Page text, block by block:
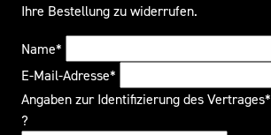
Ihre Bestellung zu widerrufen.
Name*
E-Mail-Adresse*
Angaben zur Identifizierung des Vertrages*
?